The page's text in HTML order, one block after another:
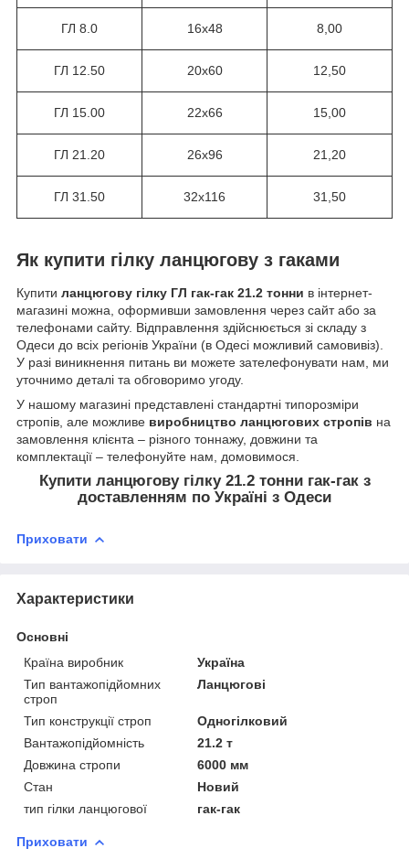
ГЛ 8.0 16х48 8,00
ГЛ 12.50 20х60 12,50
ГЛ 15.00 22х66 15,00
ГЛ 21.20 26х96 21,20
ГЛ 31.50 32х116 31,50
Як купити гілку ланцюгову з гаками
Купити ланцюгову гілку ГЛ гак-гак 21.2 тонни в інтернет-
магазині можна, оформивши замовлення через сайт або за
телефонами сайту. Відправлення здійснюється зі складу з
Одеси до всіх регіонів України (в Одесі можливий самовивіз).
У разі виникнення питань ви можете зателефонувати нам, ми
уточнимо деталі та обговоримо угоду.
У нашому магазині представлені стандартні типорозміри
стропів, але можливе виробництво ланцюгових стропів на
замовлення клієнта – різного тоннажу, довжини та
комплектації – телефонуйте нам, домовимося.
Купити ланцюгову гілку 21.2 тонни гак-гак з
доставленням по Україні з Одеси
Приховати
Характеристики
Основні
Країна виробник
Україна
Тип вантажопідйомних
строп
Ланцюгові
Тип конструкції строп
Одногілковий
Вантажопідйомність
21.2 т
Довжина стропи
6000 мм
Стан
Новий
тип гілки ланцюгової
гак-гак
Приховати